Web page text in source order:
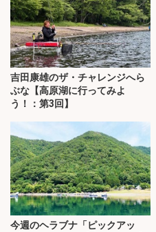
吉田康雄のザ・チャレンジへら
ぶな【高原湖に行ってみよ
う！：第3回】
今週のヘラブナ「ピックアッ